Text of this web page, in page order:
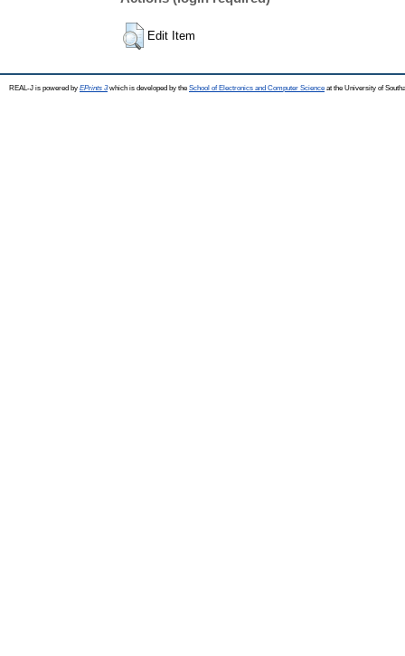
Edit Item
REAL-J is powered by EPrints 3which is developed by the School of Electronics and Computer Science at the University of